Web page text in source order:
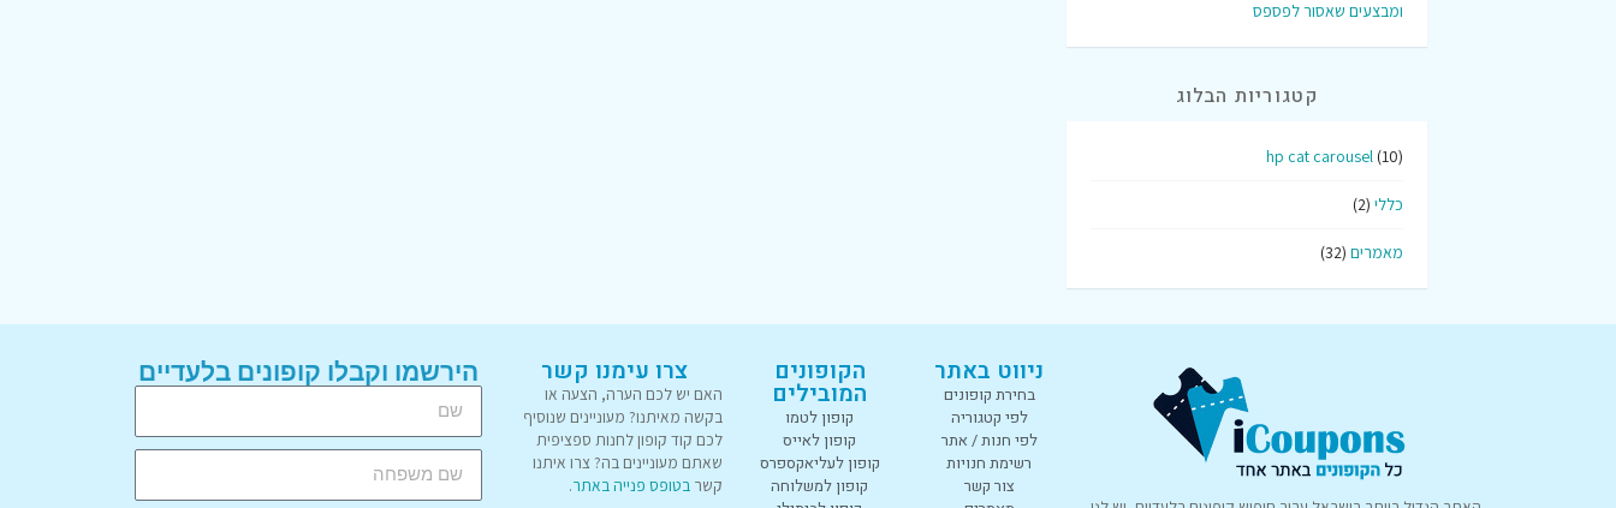
ומבצעים שאסור לפספס
קטגוריות הבלוג
hp cat carousel (10)
כללי (2)
מאמרים (32)
ניווט באתר
בחירת קופונים
לפי קטגוריה
לפי חנות / אתר
רשימת חנויות
צור קשר
הקופונים
המובילים
קופון לטמו
קופון לאייס
קופון לעליאקספרס
קופון למשלוחה
צרו עימנו קשר
האם יש לכם הערה, הצעה או
בקשה מאיתנו? מעוניינים שנוסיף
לכם קוד קופון לחנות ספציפית
שאתם מעוניינים בה? צרו איתנו
קשר בטופס פנייה באתר.
הירשמו וקבלו קופונים בלעדיים